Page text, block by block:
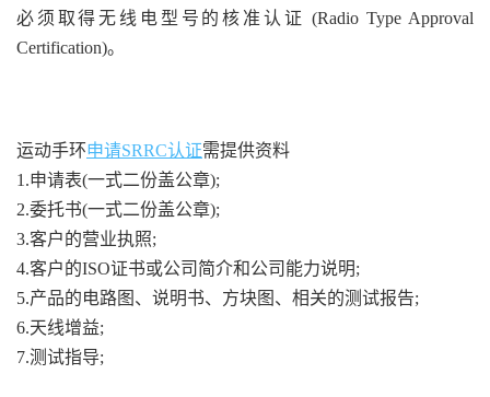
必须取得无线电型号的核准认证 (Radio Type Approval
Certification)。
运动手环申请SRRC认证需提供资料
1.申请表(一式二份盖公章);
2.委托书(一式二份盖公章);
3.客户的营业执照;
4.客户的ISO证书或公司简介和公司能力说明;
5.产品的电路图、说明书、方块图、相关的测试报告;
6.天线增益;
7.测试指导;